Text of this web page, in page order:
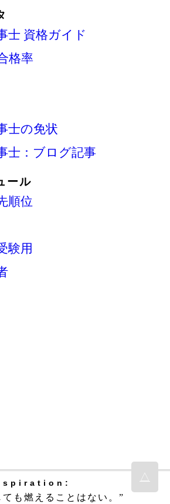
士 資格ガイド
格率
士の免状
士：ブログ記事
ール
順位
験用
も燃えることはない。”